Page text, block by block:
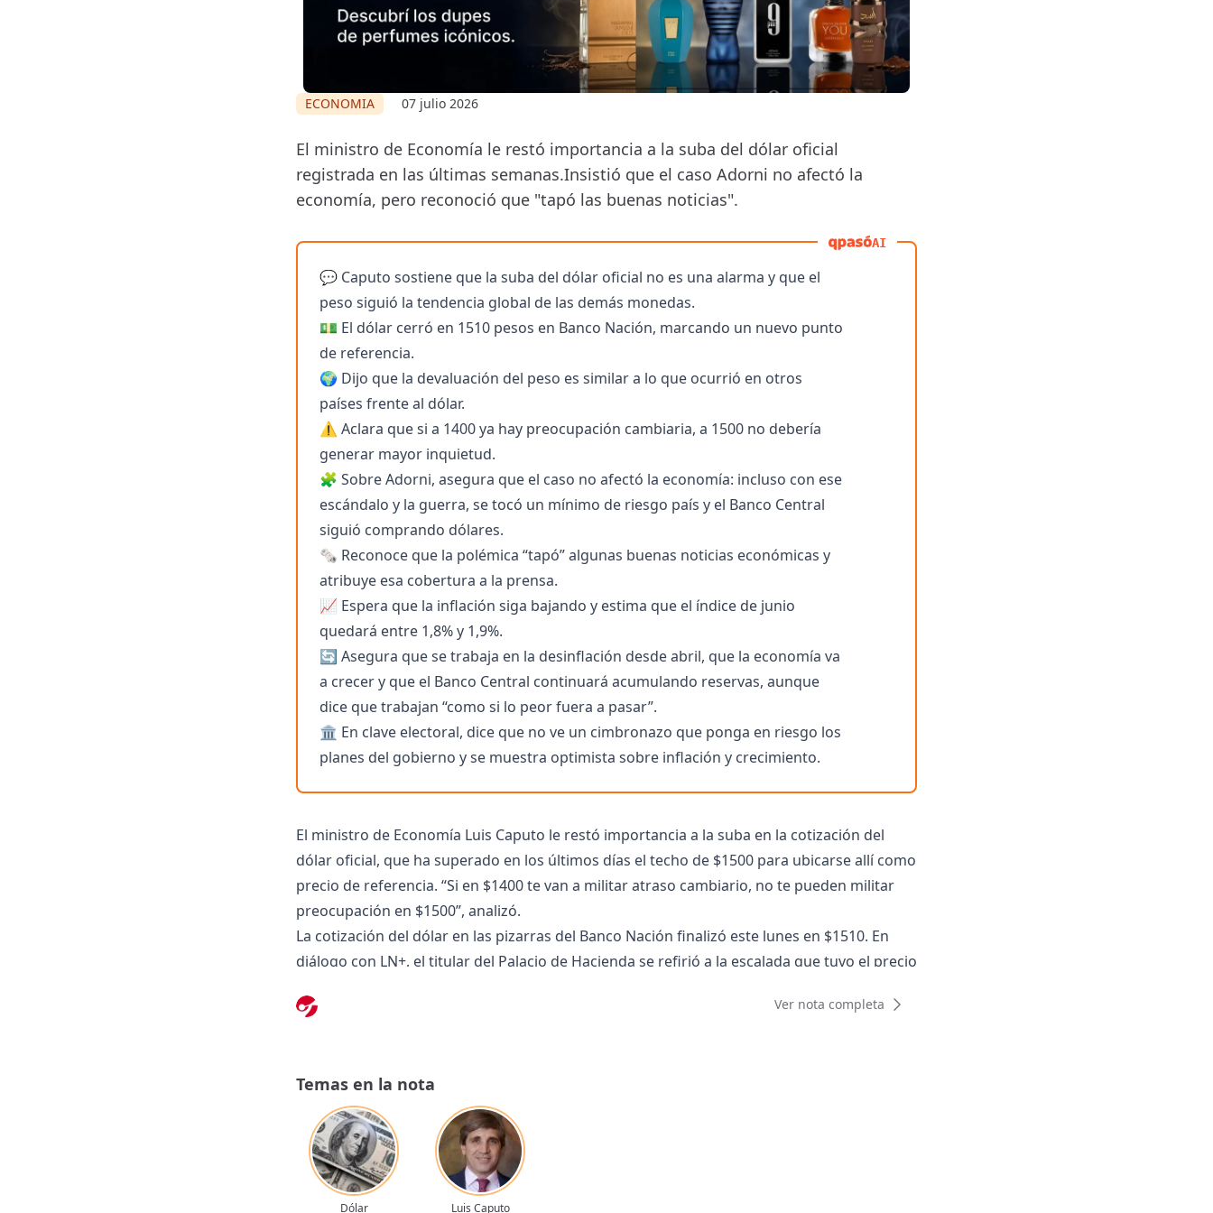
ECONOMIA 07 julio 2026
El ministro de Economía le restó importancia a la suba del dólar oficial
registrada en las últimas semanas.Insistió que el caso Adorni no afectó la
economía, pero reconoció que "tapó las buenas noticias".
AI
💬 Caputo sostiene que la suba del dólar oficial no es una alarma y que el
peso siguió la tendencia global de las demás monedas.
💵 El dólar cerró en 1510 pesos en Banco Nación, marcando un nuevo punto
de referencia.
🌍 Dijo que la devaluación del peso es similar a lo que ocurrió en otros
países frente al dólar.
⚠️ Aclara que si a 1400 ya hay preocupación cambiaria, a 1500 no debería
generar mayor inquietud.
🧩 Sobre Adorni, asegura que el caso no afectó la economía: incluso con ese
escándalo y la guerra, se tocó un mínimo de riesgo país y el Banco Central
siguió comprando dólares.
🗞️ Reconoce que la polémica “tapó” algunas buenas noticias económicas y
atribuye esa cobertura a la prensa.
📈 Espera que la inflación siga bajando y estima que el índice de junio
quedará entre 1,8% y 1,9%.
🔄 Asegura que se trabaja en la desinflación desde abril, que la economía va
a crecer y que el Banco Central continuará acumulando reservas, aunque
dice que trabajan “como si lo peor fuera a pasar”.
🏛️ En clave electoral, dice que no ve un cimbronazo que ponga en riesgo los
planes del gobierno y se muestra optimista sobre inflación y crecimiento.
El ministro de Economía Luis Caputo le restó importancia a la suba en la cotización del
dólar oficial, que ha superado en los últimos días el techo de $1500 para ubicarse allí como
precio de referencia. “Si en $1400 te van a militar atraso cambiario, no te pueden militar
preocupación en $1500”, analizó.
La cotización del dólar en las pizarras del Banco Nación finalizó este lunes en $1510. En
diálogo con LN+, el titular del Palacio de Hacienda se refirió a la escalada que tuvo el precio
"Cuando mirás el comportamiento del dólar en el mundo, fue esencialmente lo que pasó
En ese sentido, ironizó sobre quienes interpretan el nuevo precio de referencia del dólar
oficial como algo malo. “Si en $1400 te van a militar atraso cambiario, no te pueden militar
preocupación en $1500”, comentó.
Además, consideró que el escándalo con Manuel Adorni, hoy fuera del Gobierno por la
investigación judicial en su contra por supuesto enriquecimiento ilícito, no afectó la
Ver nota completa
Temas en la nota
Dólar Luis Caputo